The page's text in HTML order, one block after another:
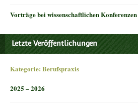
Vorträge bei wissenschaftlichen Konferenzen
Letzte Veröffentlichungen
Kategorie: Berufspraxis
2025 – 2026